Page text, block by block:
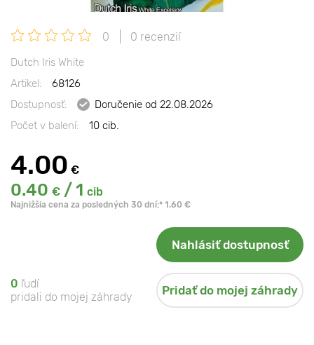
0 0 recenzií
Dutch Iris White
Artikel:
68126
Dostupnosť:
Doručenie od 22.08.2026
Počet v balení:
10 cib.
4.00 €
0.40 € / 1 cib
Najnižšia cena za posledných 30 dní:* 1.60 €
Nahlásiť dostupnosť
0 ľudí
pridali do mojej záhrady
Pridať do mojej záhrady